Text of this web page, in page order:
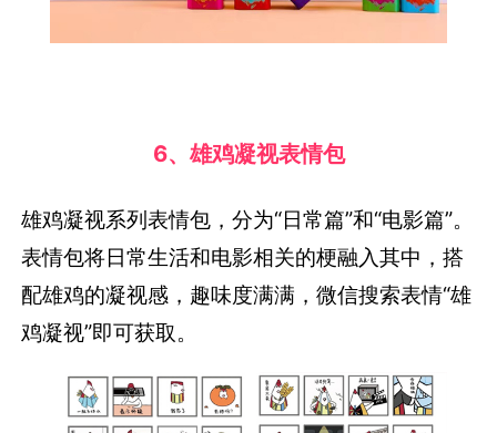
6、雄鸡凝视表情包
雄鸡凝视系列表情包，分为“日常篇”和“电影篇”。
表情包将日常生活和电影相关的梗融入其中，搭
配雄鸡的凝视感，趣味度满满，微信搜索表情“雄
鸡凝视”即可获取。